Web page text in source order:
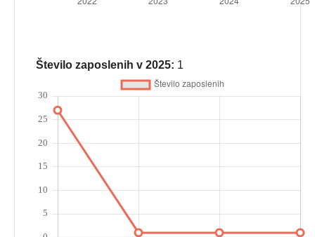
Število zaposlenih v 2025: 1